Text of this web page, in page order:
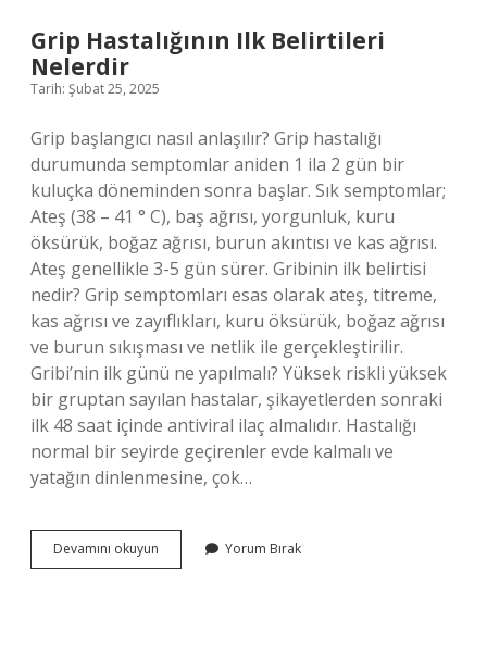
Grip Hastalığının Ilk Belirtileri
Nelerdir
Tarih: Şubat 25, 2025
Grip başlangıcı nasıl anlaşılır? Grip hastalığı
durumunda semptomlar aniden 1 ila 2 gün bir
kuluçka döneminden sonra başlar. Sık semptomlar;
Ateş (38 – 41 ° C), baş ağrısı, yorgunluk, kuru
öksürük, boğaz ağrısı, burun akıntısı ve kas ağrısı.
Ateş genellikle 3-5 gün sürer. Gribinin ilk belirtisi
nedir? Grip semptomları esas olarak ateş, titreme,
kas ağrısı ve zayıflıkları, kuru öksürük, boğaz ağrısı
ve burun sıkışması ve netlik ile gerçekleştirilir.
Gribi’nin ilk günü ne yapılmalı? Yüksek riskli yüksek
bir gruptan sayılan hastalar, şikayetlerden sonraki
ilk 48 saat içinde antiviral ilaç almalıdır. Hastalığı
normal bir seyirde geçirenler evde kalmalı ve
yatağın dinlenmesine, çok…
Devamını okuyun
Hastalığının
Yorum Bırak